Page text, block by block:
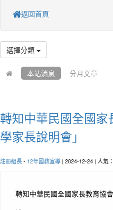
返回首頁
選擇分類
本站消息 分月文章
轉知中華民國全國
學家長說明會」
註冊組長- 12年國教宣導 | 2024-12-24 | 人氣
轉知中華民國全國家長教育協